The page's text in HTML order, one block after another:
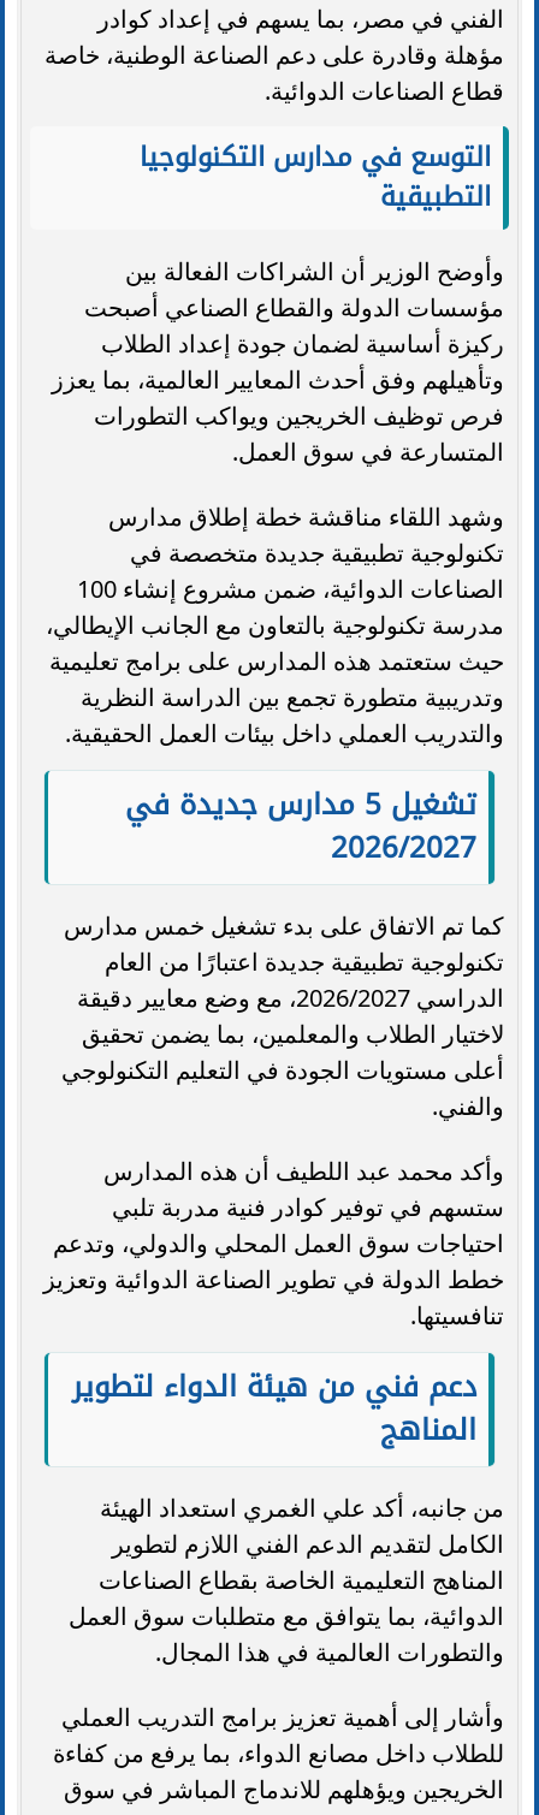
الفني في مصر، بما يسهم في إعداد كوادر
مؤهلة وقادرة على دعم الصناعة الوطنية، خاصة
قطاع الصناعات الدوائية.
التوسع في مدارس التكنولوجيا
التطبيقية
وأوضح الوزير أن الشراكات الفعالة بين
مؤسسات الدولة والقطاع الصناعي أصبحت
ركيزة أساسية لضمان جودة إعداد الطلاب
وتأهيلهم وفق أحدث المعايير العالمية، بما يعزز
فرص توظيف الخريجين ويواكب التطورات
المتسارعة في سوق العمل.
وشهد اللقاء مناقشة خطة إطلاق مدارس
تكنولوجية تطبيقية جديدة متخصصة في
الصناعات الدوائية، ضمن مشروع إنشاء 100
مدرسة تكنولوجية بالتعاون مع الجانب الإيطالي،
حيث ستعتمد هذه المدارس على برامج تعليمية
وتدريبية متطورة تجمع بين الدراسة النظرية
والتدريب العملي داخل بيئات العمل الحقيقية.
تشغيل 5 مدارس جديدة في
2026/2027
كما تم الاتفاق على بدء تشغيل خمس مدارس
تكنولوجية تطبيقية جديدة اعتبارًا من العام
الدراسي 2026/2027، مع وضع معايير دقيقة
لاختيار الطلاب والمعلمين، بما يضمن تحقيق
أعلى مستويات الجودة في التعليم التكنولوجي
والفني.
وأكد محمد عبد اللطيف أن هذه المدارس
ستسهم في توفير كوادر فنية مدربة تلبي
احتياجات سوق العمل المحلي والدولي، وتدعم
خطط الدولة في تطوير الصناعة الدوائية وتعزيز
تنافسيتها.
دعم فني من هيئة الدواء لتطوير
المناهج
من جانبه، أكد علي الغمري استعداد الهيئة
الكامل لتقديم الدعم الفني اللازم لتطوير
المناهج التعليمية الخاصة بقطاع الصناعات
الدوائية، بما يتوافق مع متطلبات سوق العمل
والتطورات العالمية في هذا المجال.
وأشار إلى أهمية تعزيز برامج التدريب العملي
للطلاب داخل مصانع الدواء، بما يرفع من كفاءة
الخريجين ويؤهلهم للاندماج المباشر في سوق